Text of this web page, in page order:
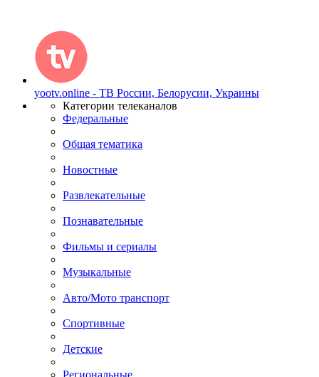
yootv.online - ТВ России, Белорусии, Украины
Категории телеканалов
Федеральные
Общая тематика
Новостные
Развлекательные
Познавательные
Фильмы и сериалы
Музыкальные
Авто/Мото транспорт
Спортивные
Детские
Региональные